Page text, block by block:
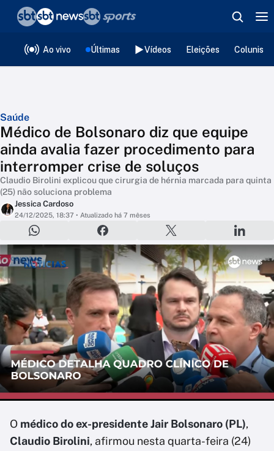
Ao vivo Últimas Vídeos Eleições
Saúde
Médico de Bolsonaro diz que equipe
ainda avalia fazer procedimento para
interromper crise de soluços
Claudio Birolini explicou que cirurgia de hérnia marcada para quinta
(25) não soluciona problema
Jessica Cardoso
24/12/2025, 18:37 • Atualizado há 7 mêses
O médico do ex-presidente Jair Bolsonaro (PL),
Claudio Birolini, afirmou nesta quarta-feira (24)
❮voltar
Editorias